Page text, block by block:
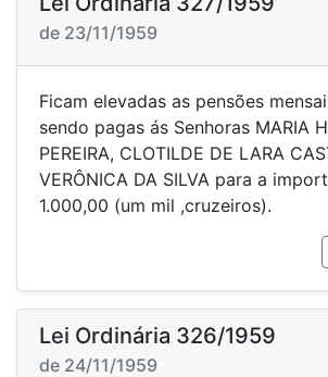
de 23/11/1959
Ficam elevadas as pensões
sendo pagas ás Senhoras MARIA
PEREIRA, CLOTILDE DE LARA
VERÔNICA DA SILVA para a
1.000,00 (um mil ,cruzeiros).
Lei Ordinária 326/1959
de 24/11/1959